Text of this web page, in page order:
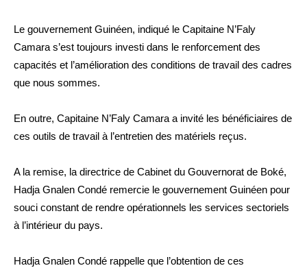
Le gouvernement Guinéen, indiqué le Capitaine N’Faly
Camara s’est toujours investi dans le renforcement des
capacités et l’amélioration des conditions de travail des cadres
que nous sommes.
En outre, Capitaine N’Faly Camara a invité les bénéficiaires de
ces outils de travail à l’entretien des matériels reçus.
A la remise, la directrice de Cabinet du Gouvernorat de Boké,
Hadja Gnalen Condé remercie le gouvernement Guinéen pour
souci constant de rendre opérationnels les services sectoriels
à l’intérieur du pays.
Hadja Gnalen Condé rappelle que l’obtention de ces